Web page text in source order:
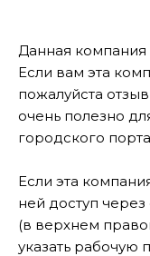
Данная компания
Если вам эта
пожалуйста
очень полезно
городского
Если эта
ней доступ
(в верхнем
указать рабочую